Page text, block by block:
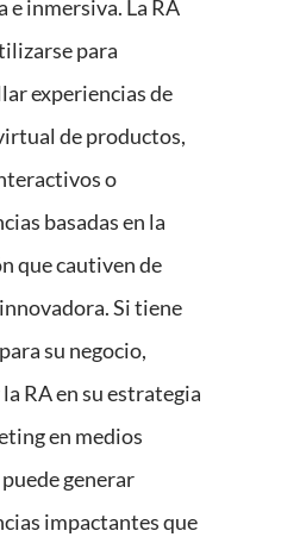
e inmersiva. La RA
para
experiencias de
de productos,
o
basadas en la
que cautiven de
Si tiene
su negocio,
RA en su estrategia
en medios
generar
impactantes que